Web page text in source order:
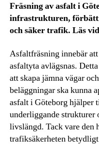
Fräsning av asfalt i
infrastrukturen,
och säker trafik. Läs
Asfaltfräsning innebär
asfaltyta avlägsnas.
att skapa jämna vägar
beläggningar ska kunna
asfalt i Göteborg hjälper
underliggande strukturer
livslängd. Tack vare den
trafiksäkerheten